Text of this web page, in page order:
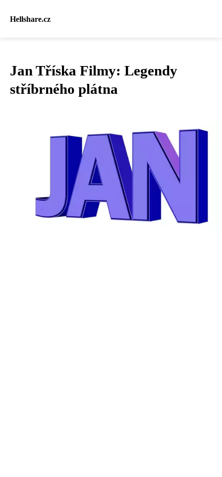
Hellshare.cz
Jan Tříska Filmy: Legendy
stříbrného plátna